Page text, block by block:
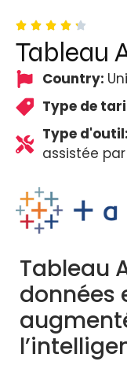
Tableau
Country:
Type de
Type d'outil:
assistée par
Tableau
données